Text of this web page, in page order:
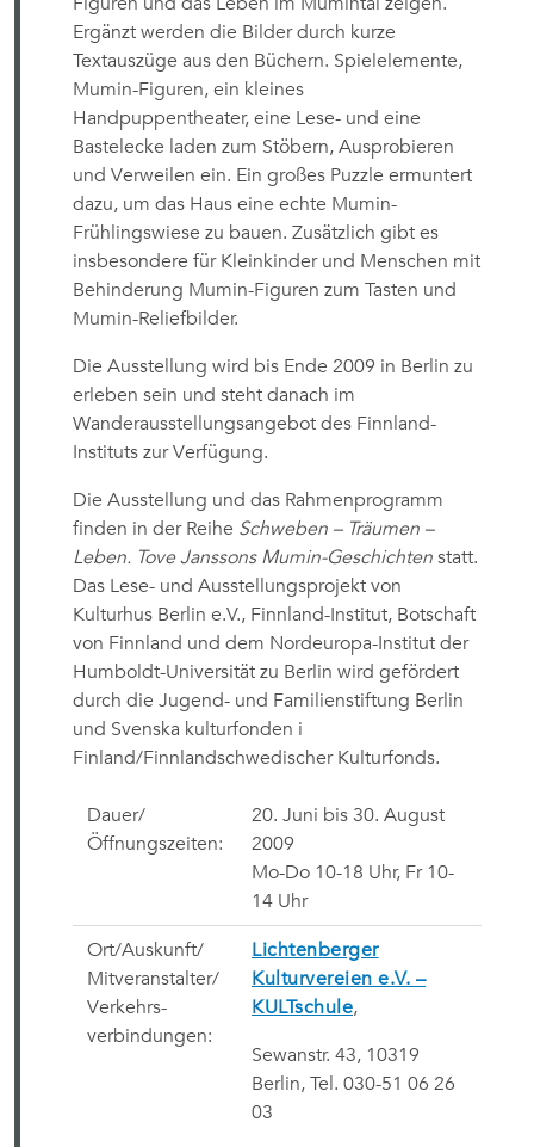
Ergänzt werden die Bilder durch kurze
Textauszüge aus den Büchern. Spielelemente,
Mumin-Figuren, ein kleines
Handpuppentheater, eine Lese- und eine
Bastelecke laden zum Stöbern, Ausprobieren
und Verweilen ein. Ein großes Puzzle ermuntert
dazu, um das Haus eine echte Mumin-
Frühlingswiese zu bauen. Zusätzlich gibt es
insbesondere für Kleinkinder und Menschen mit
Behinderung Mumin-Figuren zum Tasten und
Mumin-Reliefbilder.
Die Ausstellung wird bis Ende 2009 in Berlin zu
erleben sein und steht danach im
Wanderausstellungsangebot des Finnland-
Instituts zur Verfügung.
Die Ausstellung und das Rahmenprogramm
finden in der Reihe Schweben – Träumen –
Leben. Tove Janssons Mumin-Geschichten statt.
Das Lese- und Ausstellungsprojekt von
Kulturhus Berlin e.V., Finnland-Institut, Botschaft
von Finnland und dem Nordeuropa-Institut der
Humboldt-Universität zu Berlin wird gefördert
durch die Jugend- und Familienstiftung Berlin
und Svenska kulturfonden i
Finland/Finnlandschwedischer Kulturfonds.
Dauer/
Öffnungszeiten:
20. Juni bis 30. August
2009
Mo-Do 10-18 Uhr, Fr 10-
14 Uhr
Ort/Auskunft/
Mitveranstalter/
Verkehrs-
verbindungen:
Lichtenberger
Kulturvereien e.V. –
KULTschule,
Sewanstr. 43, 10319
Berlin, Tel. 030-51 06 26
03